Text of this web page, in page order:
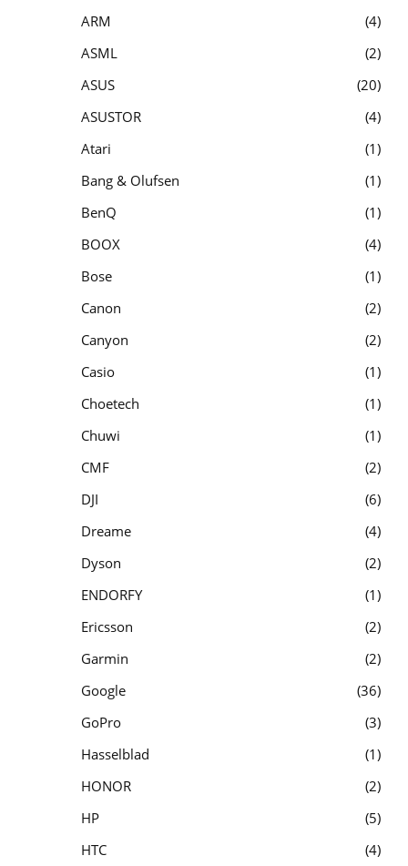
ARM
4
ASML
2
ASUS
20
ASUSTOR
4
Atari
1
Bang & Olufsen
1
BenQ
1
BOOX
4
Bose
1
Canon
2
Canyon
2
Casio
1
Choetech
1
Chuwi
1
CMF
2
DJI
6
Dreame
4
Dyson
2
ENDORFY
1
Ericsson
2
Garmin
2
Google
36
GoPro
3
Hasselblad
1
HONOR
2
HP
5
HTC
4